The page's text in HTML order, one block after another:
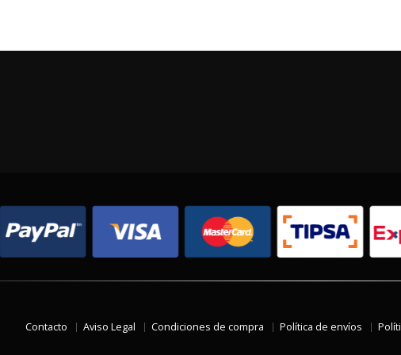
Contacto Aviso Legal Condiciones de compra Política de envíos